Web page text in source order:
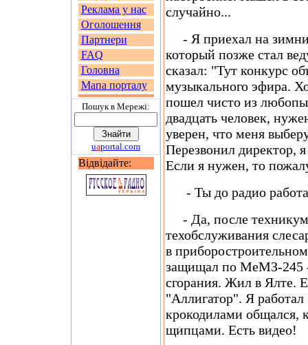
Реклама у нас
Оголошення
Партнери
FAQ
Головна
Мапа порталу
Пошук в Мережi:
uaportal.com
Відвідайте:
случайно...
- Я приехал на
который позже стал
сказал: "Тут конкурс
музыкального эфира.
пошел чисто из
двадцать человек,
уверен, что меня
Перезвонил директор,
Если я нужен, то
- Ты до радио
- Да, после
техобслуживания
в
защищал по МеМЗ-245 -
сгорания. Жил в Ялте.
"Аллигатор". Я
крокодилами общался,
щипцами. Есть видео!